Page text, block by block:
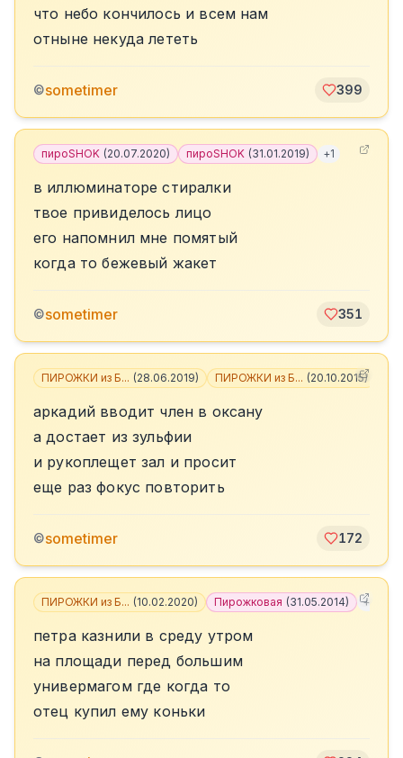
что небо кончилось и всем нам
отныне некуда лететь
©sometimer 399
пироSHOK (20.07.2020) пироSHOK (31.01.2019) +1
в иллюминаторе стиралки
твое привиделось лицо
его напомнил мне помятый
когда то бежевый жакет
©sometimer 351
ПИРОЖКИ из Б... (28.06.2019) ПИРОЖКИ из Б... (20.10.2015)
аркадий вводит член в оксану
а достает из зульфии
и рукоплещет зал и просит
еще раз фокус повторить
©sometimer 172
ПИРОЖКИ из Б... (10.02.2020) Пирожковая (31.05.2014) +
петра казнили в среду утром
на площади перед большим
универмагом где когда то
отец купил ему коньки